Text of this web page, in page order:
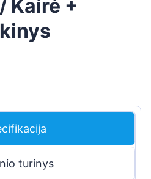
Kairė +
turinys